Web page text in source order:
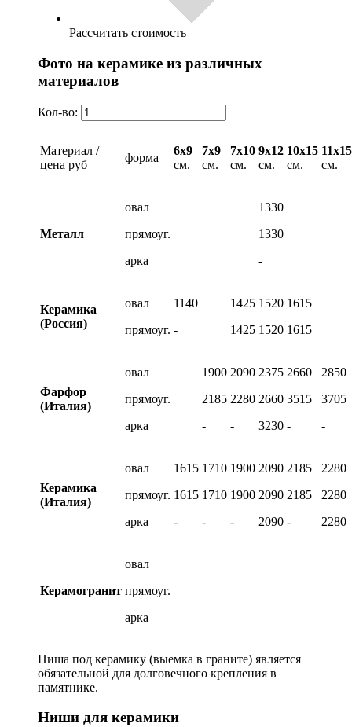
Рассчитать стоимость
Фото на керамике из различных
материалов
Кол-во:
Материал /
цена руб
форма
6х9
см.
7х9
см.
7х10
см.
9х12
см.
10х15
см.
11х15
см.
Металл
овал
прямоуг.
арка
1330
1330
-
Керамика
(Россия)
овал
прямоуг.
1140
-
1425
1425
1520
1520
1615
1615
Фарфор
(Италия)
овал
прямоуг.
арка
1900
2185
-
2090
2280
-
2375
2660
3230
2660
3515
-
2850
3705
-
Керамика
(Италия)
овал
прямоуг.
арка
1615
1615
-
1710
1710
-
1900
1900
-
2090
2090
2090
2185
2185
-
2280
2280
2280
Керамогранит
овал
прямоуг.
арка
Ниша под керамику (выемка в граните) является
обязательной для долговечного крепления в
памятнике.
Ниши для керамики